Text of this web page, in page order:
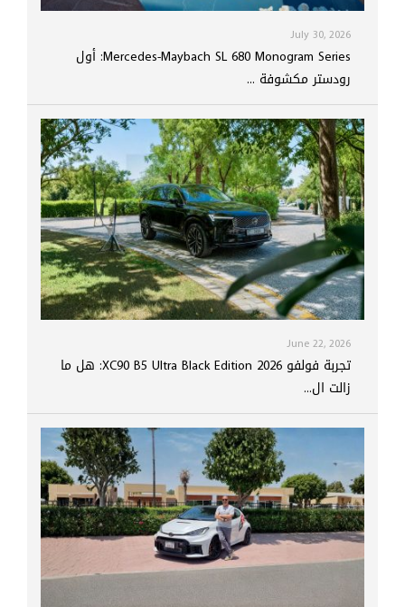
July 30, 2026
Mercedes-Maybach SL 680 Monogram Series: أول
رودستر مكشوفة ...
June 22, 2026
تجربة فولفو XC90 B5 Ultra Black Edition 2026: هل ما
زالت ال...